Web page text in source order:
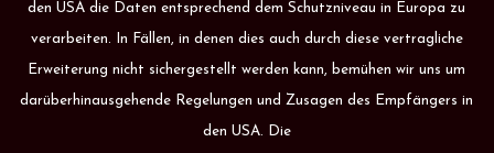
den USA die Daten entsprechend dem Schutzniveau in Europa zu
verarbeiten. In Fällen, in denen dies auch durch diese vertragliche
Erweiterung nicht sichergestellt werden kann, bemühen wir uns um
darüberhinausgehende Regelungen und Zusagen des Empfängers in
den USA. Die